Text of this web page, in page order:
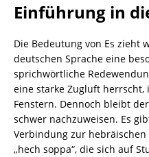
Einführung in
Die Bedeutung von Es zieht
deutschen Sprache eine
sprichwörtliche
eine starke Zugluft herrscht,
Fenstern. Dennoch bleibt
schwer nachzuweisen. Es
Verbindung zur hebräischen
„hech soppa“, die sich auf